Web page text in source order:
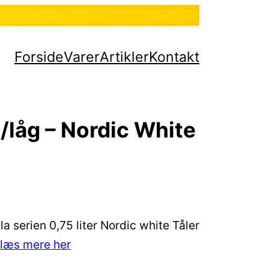
ForsideVarerArtiklerKontakt
– Nordic White
serien 0,75 liter Nordic white Tåler
læs mere her